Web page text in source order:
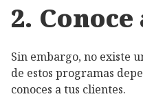
2.
Sin embargo, no existe
de estos programas
conoces a tus clientes.